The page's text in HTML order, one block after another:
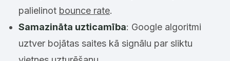
palielinot bounce rate.
Samazināta uzticamība: Google algoritmi
uztver bojātas saites kā signālu par sliktu